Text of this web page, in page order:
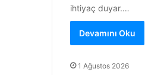
ihtiyaç duyar.…
Devamını Oku
1 Ağustos 2026